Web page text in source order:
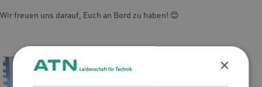
Wir freuen uns darauf, Euch an Bord zu haben! 😊
×